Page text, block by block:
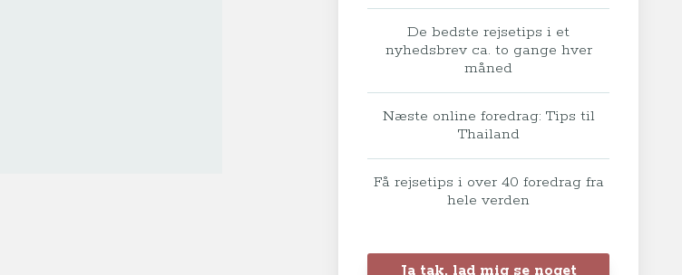
De bedste rejsetips i et
nyhedsbrev ca. to gange hver
måned
Næste online foredrag: Tips til
Thailand
Få rejsetips i over 40 foredrag fra
hele verden
Ja tak, lad mig se noget